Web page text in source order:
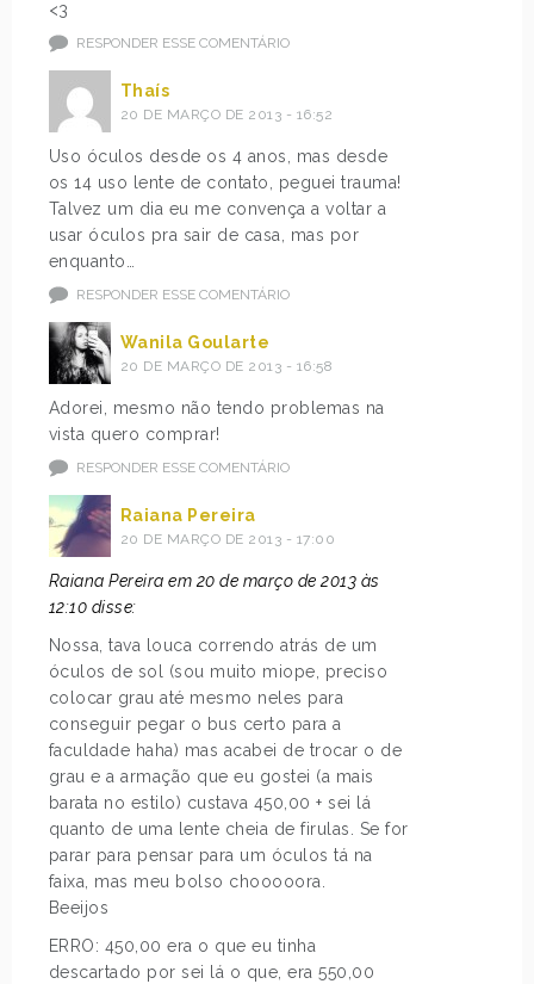
<3
RESPONDER ESSE COMENTÁRIO
Thaís
20 DE MARÇO DE 2013 - 16:52
Uso óculos desde os 4 anos, mas desde
os 14 uso lente de contato, peguei trauma!
Talvez um dia eu me convença a voltar a
usar óculos pra sair de casa, mas por
enquanto…
RESPONDER ESSE COMENTÁRIO
Wanila Goularte
20 DE MARÇO DE 2013 - 16:58
Adorei, mesmo não tendo problemas na
vista quero comprar!
RESPONDER ESSE COMENTÁRIO
Raiana Pereira
20 DE MARÇO DE 2013 - 17:00
Raiana Pereira em 20 de março de 2013 às
12:10 disse:
Nossa, tava louca correndo atrás de um
óculos de sol (sou muito miope, preciso
colocar grau até mesmo neles para
conseguir pegar o bus certo para a
faculdade haha) mas acabei de trocar o de
grau e a armação que eu gostei (a mais
barata no estilo) custava 450,00 + sei lá
quanto de uma lente cheia de firulas. Se for
parar para pensar para um óculos tá na
faixa, mas meu bolso chooooora.
Beeijos
ERRO: 450,00 era o que eu tinha
descartado por sei lá o que, era 550,00